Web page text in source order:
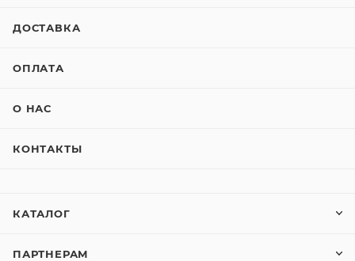
ДОСТАВКА
ОПЛАТА
О НАС
КОНТАКТЫ
КАТАЛОГ
ПАРТНЕРАМ